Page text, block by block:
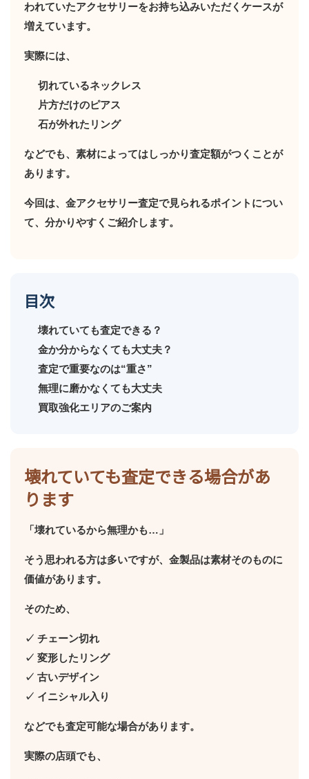
われていたアクセサリーをお持ち込みいただくケースが
増えています。
実際には、
切れているネックレス
片方だけのピアス
石が外れたリング
などでも、素材によってはしっかり査定額がつくことが
あります。
今回は、金アクセサリー査定で見られるポイントについ
て、分かりやすくご紹介します。
目次
壊れていても査定できる？
金か分からなくても大丈夫？
査定で重要なのは“重さ”
無理に磨かなくても大丈夫
買取強化エリアのご案内
壊れていても査定できる場合があ
ります
「壊れているから無理かも…」
そう思われる方は多いですが、金製品は素材そのものに
価値があります。
そのため、
✓ チェーン切れ
✓ 変形したリング
✓ 古いデザイン
✓ イニシャル入り
などでも査定可能な場合があります。
実際の店頭でも、